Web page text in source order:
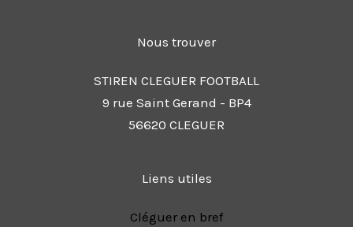
Nous trouver
STIREN CLEGUER FOOTBALL
9 rue Saint Gerand - BP4
56620 CLEGUER
Liens utiles
Cléguer en bref